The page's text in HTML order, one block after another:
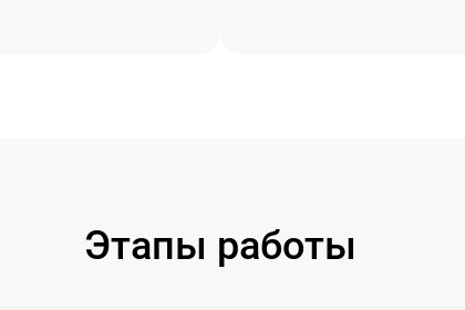
Этапы работы